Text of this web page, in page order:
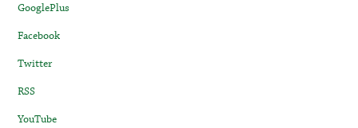
GooglePlus
Facebook
Twitter
RSS
YouTube